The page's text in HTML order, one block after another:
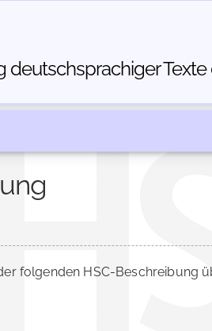
folgenden HSC-Beschreibung